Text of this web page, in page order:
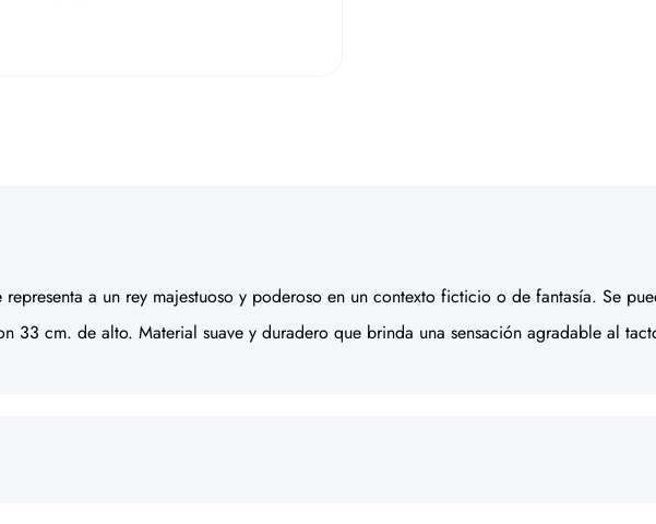
a un rey majestuoso y poderoso en un contexto ficticio o de fantasía. Se
33 cm. de alto. Material suave y duradero que brinda una sensación agradable al